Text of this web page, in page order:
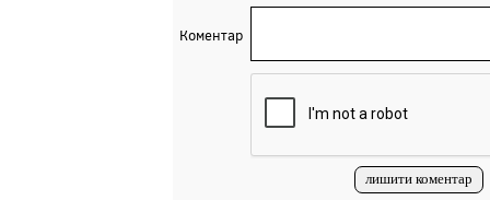
Коментар